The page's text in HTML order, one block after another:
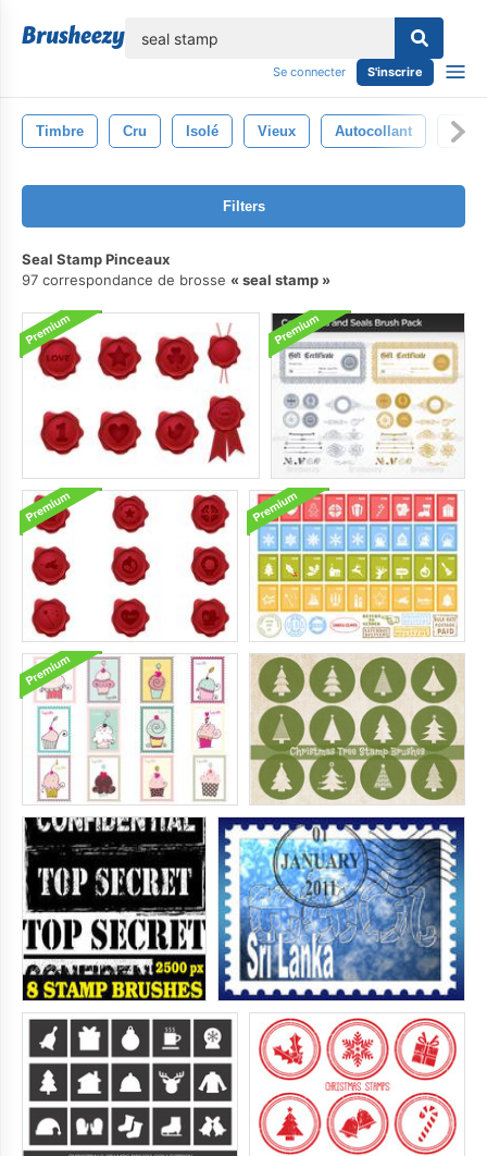
Se connecter S'inscrire
Timbre Cru Isolé Vieux Autocollant
Filters
Seal Stamp Pinceaux
97 correspondance de brosse
seal stamp